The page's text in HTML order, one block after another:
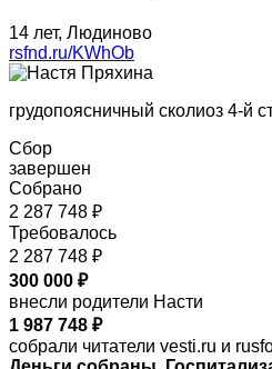
14 лет, Людиново
rsfnd.ru/KWhOb
грудопоясничный сколиоз 4-й
Сбор
завершен
Собрано
2 287 748 ₽
Требовалось
2 287 748 ₽
300 000 ₽
внесли родители Насти
1 987 748 ₽
собрали читатели vesti.ru и